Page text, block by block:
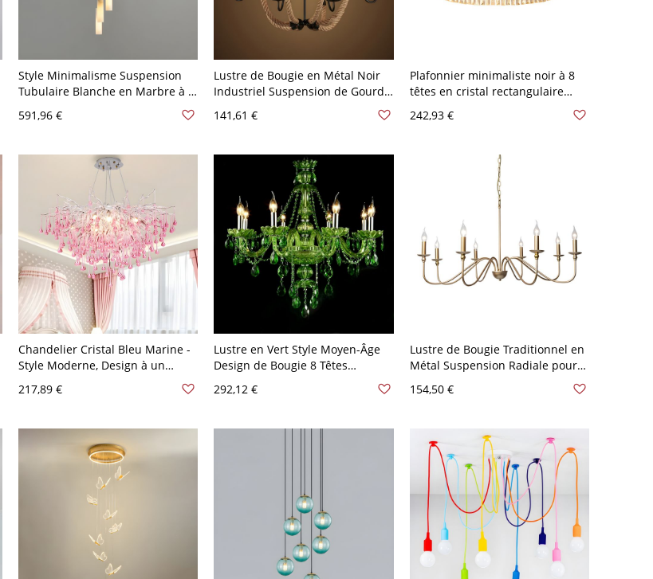
Style Minimalisme Suspension
Tubulaire Blanche en Marbre à 1
Intérieure - 110 V-120 V 7 Blanc
591,96 €
Lustre de Bougie en Métal Noir
Industriel Suspension de Gourde
en Corde en Chanvre - 110 V-120
V Noir 8
141,61 €
Plafonnier minimaliste noir à 8
têtes en cristal rectangulaire
242,93 €
Chandelier Cristal Bleu Marine -
Style Moderne, Design à un
Niveau, Longueur de Suspension
Réglable - 110 V-120 V Rose 40,64
217,89 €
Lustre en Vert Style Moyen-Âge
Design de Bougie 8 Têtes
Luminaire Suspendu en Cristal -
110 V-120 V
292,12 €
Lustre de Bougie Traditionnel en
Métal Suspension Radiale pour
Salle à Manger - 110 V-120 V Or 8
154,50 €